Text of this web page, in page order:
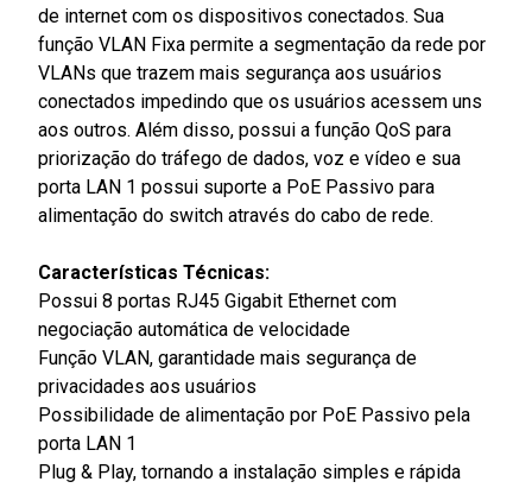
de internet com os dispositivos conectados. Sua
função VLAN Fixa permite a segmentação da rede por
VLANs que trazem mais segurança aos usuários
conectados impedindo que os usuários acessem uns
aos outros. Além disso, possui a função QoS para
priorização do tráfego de dados, voz e vídeo e sua
porta LAN 1 possui suporte a PoE Passivo para
alimentação do switch através do cabo de rede.
Características Técnicas:
Possui 8 portas RJ45 Gigabit Ethernet com
negociação automática de velocidade
Função VLAN, garantidade mais segurança de
privacidades aos usuários
Possibilidade de alimentação por PoE Passivo pela
porta LAN 1
Plug & Play, tornando a instalação simples e rápida